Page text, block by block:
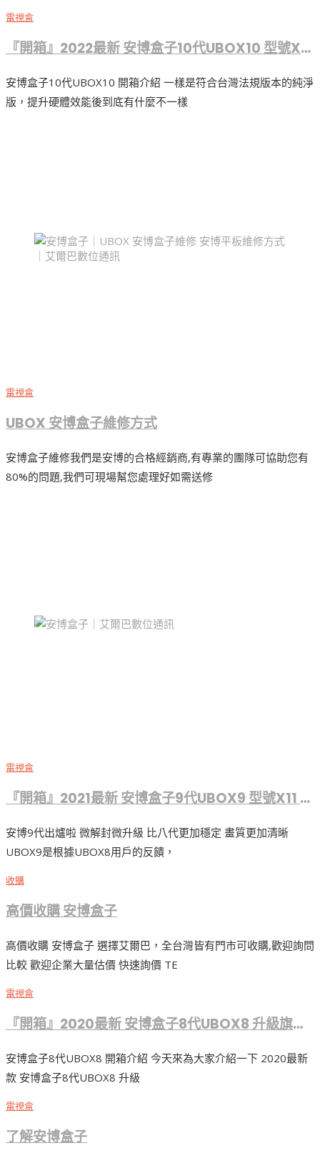
電視盒
『開箱』2022最新 安博盒子10代UBOX10 型號X12 CPU全面升級
安博盒子10代UBOX10 開箱介紹 一樣是符合台灣法規版本的純淨
版，提升硬體效能後到底有什麼不一樣
電視盒
UBOX 安博盒子維修方式
安博盒子維修我們是安博的合格經銷商,有專業的團隊可協助您有
80%的問題,我們可現場幫您處理好如需送修
電視盒
『開箱』2021最新 安博盒子9代UBOX9 型號X11 AI語音 升級版
安博9代出爐啦 微解封微升級 比八代更加穩定 畫質更加清晰
UBOX9是根據UBOX8用戶的反饋，
收購
高價收購 安博盒子
高價收購 安博盒子 選擇艾爾巴，全台灣皆有門市可收購,歡迎詢問
比較 歡迎企業大量估價 快速詢價 TE
電視盒
『開箱』2020最新 安博盒子8代UBOX8 升級旗艦版！
安博盒子8代UBOX8 開箱介紹 今天來為大家介紹一下 2020最新
款 安博盒子8代UBOX8 升級
電視盒
了解安博盒子